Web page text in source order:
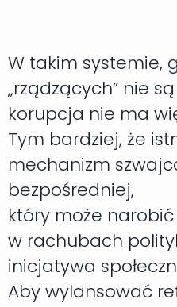
W takim systemie,
„rządzących” nie
korupcja nie ma
Tym bardziej, że
mechanizm
bezpośredniej,
który może
w rachubach
inicjatywa
Aby wylansować